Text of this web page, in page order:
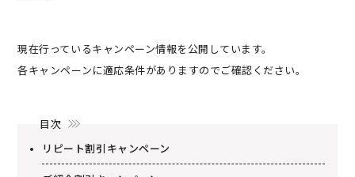
現在行っているキャンペーン情報を公開しています。
各キャンペーンに適応条件がありますのでご確認ください。
目次
リピート割引キャンペーン